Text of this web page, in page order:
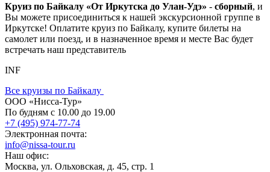
Круиз по Байкалу «От Иркутска до Улан-Удэ» - сборный, и
Вы можете присоединиться к нашей экскурсионной группе в
Иркутске! Оплатите круиз по Байкалу, купите билеты на
самолет или поезд, и в назначенное время и месте Вас будет
встречать наш представитель
INF
Все круизы по Байкалу
ООО «Нисса-Тур»
По будням с 10.00 до 19.00
+7 (495) 974-77-74
Электронная почта:
info@nissa-tour.ru
Наш офис:
Москва, ул. Ольховская, д. 45, стр. 1